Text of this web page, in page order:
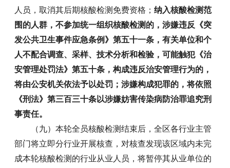
人员，取消其后期核酸检测免费资格；纳入核酸检测范
围的人群，不参加统一组织核酸检测的，涉嫌违反《突
发公共卫生事件应急条例》第五十一条，有关单位和个
人不配合调查、采样、技术分析和检验，可能触犯《治
安管理处罚法》第五十条，构成违反治安管理行为的，
将由公安机关依法予以处罚；涉嫌构成犯罪的，将依照
《刑法》第三百三十条以涉嫌妨害传染病防治罪追究刑
事责任。
（九）本轮全员核酸检测结束后，全区各行业主管
部门将立即分行业开展核查，对核查发现该区域内未完
成本轮核酸检测的行业从业人员，将暂停其从业单位的